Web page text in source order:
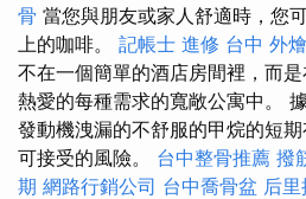
骨 當您與朋友或家人舒適時，您
上的咖啡。 記帳士 進修 台中 外
不在一個簡單的酒店房間裡，而
熱愛的每種需求的寬敞公寓中。
發動機洩漏的不舒服的甲烷的短
可接受的風險。 台中整骨推薦 撥
期 網路行銷公司 台中喬骨盆 后